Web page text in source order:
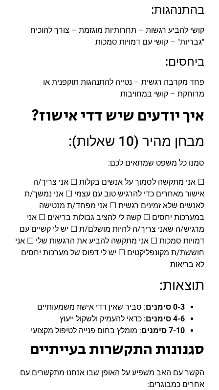
בהתנהגות:
קושי להביע רגשות – תחרותיות מוגזמת – צורך להוכיח
"גבריות" – קושי עם דמויות סמכות
ביחסים:
פחד מקרבה רגשית – נטייה להתנהגות תוקפנית או
מרוחקת – קושי במחויבות
איך יודעים שיש דדי אישוז?
מבחן מהיר (10 שאלות):
סמנו כל משפט שמתאים לכם:
☐ אני מתקשה לסמוך על אנשים בקלות ☐ אני צריך/ה
אישור מאחרים כדי להרגיש טוב עם עצמי ☐ אני נמשך/ת
לאנשים שלא זמינים רגשית ☐ אני מפחד/ת מנטישה
במערכות יחסים ☐ קשה לי להציב גבולות בריאים ☐ אני
מרגיש/ה שאני צריך/ה להיות מושלם/ת ☐ יש לי קשיים עם
דמויות סמכות ☐ אני מתקשה להביע את הרגשות שלי ☐ אני
חוששת/ת מקונפליקטים ☐ יש לי דפוס של מערכות יחסים
לא בריאות
תוצאות:
0-3 סימנים
: סביר שאין דדי אישוז משמעותיים
4-6 סימנים
: כדאי להעמיק ולשקול ייעוץ
7-10 סימנים
: מומלץ בחום פנייה לטיפול מקצועי
סגנונות התקשרות בעייתיים
הקשר עם האב משפיע על האופן שבו אנחנו מתקשרים עם
אחרים כמבוגרים: